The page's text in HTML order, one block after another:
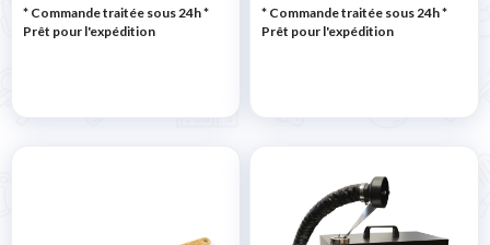
* Commande traitée sous 24h*
Prêt pour l'expédition
* Commande traitée sous 24h*
Prêt pour l'expédition